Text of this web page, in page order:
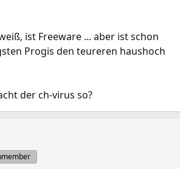
ist Freeware ... aber ist schon
Progis den teureren haushoch
der ch-virus so?